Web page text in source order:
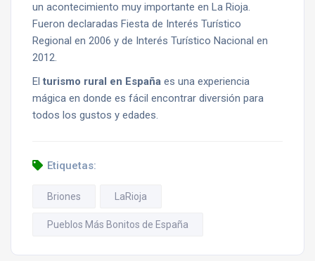
un acontecimiento muy importante en La Rioja.
Fueron declaradas Fiesta de Interés Turístico
Regional en 2006 y de Interés Turístico Nacional en
2012.
Elturismo rural en España es una experiencia
mágica en donde es fácil encontrar diversión para
todos los gustos y edades.
Etiquetas:
Briones LaRioja
Pueblos Más Bonitos de España